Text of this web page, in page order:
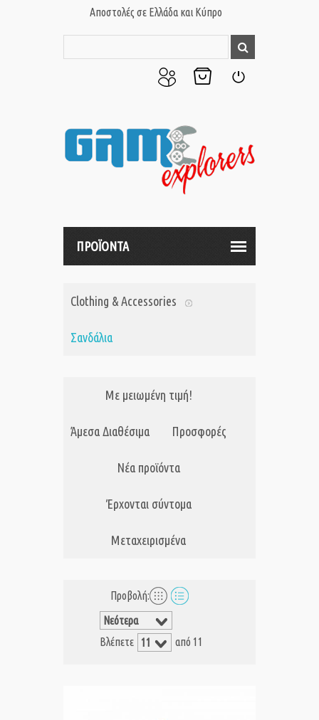
Αποστολές σε Ελλάδα και Κύπρο
μου
ΠΡΟΪΟΝΤΑ
Clothing & Accessories
Σανδάλια
Με μειωμένη τιμή!
Άμεσα Διαθέσιμα Προσφορές
Νέα προϊόντα
Έρχονται σύντομα
Μεταχειρισμένα
Προβολή:
Βλέπετε από 11